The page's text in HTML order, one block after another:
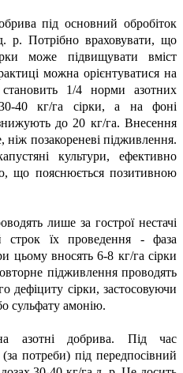
під основний обробіток
р. Потрібно враховувати, що
може підвищувати вміст
можна орієнтуватися на
1/4 норми азотних
40 кг/га сірки, а на фоні
до 20 кг/га. Внесення
ніж позакореневі підживлення.
культури, ефективно
що пояснюється позитивною
лише за гострої нестачі
строк їх проведення - фаза
цьому вносять 6-8 кг/га сірки
підживлення проводять
дефіциту сірки, застосовуючи
сульфату амонію.
азотні добрива. Під час
потреби) під передпосівний